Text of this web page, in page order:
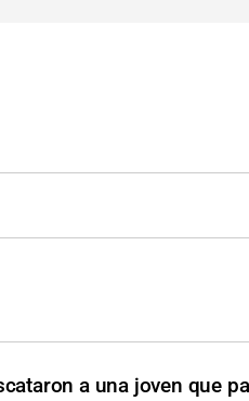
a una joven que